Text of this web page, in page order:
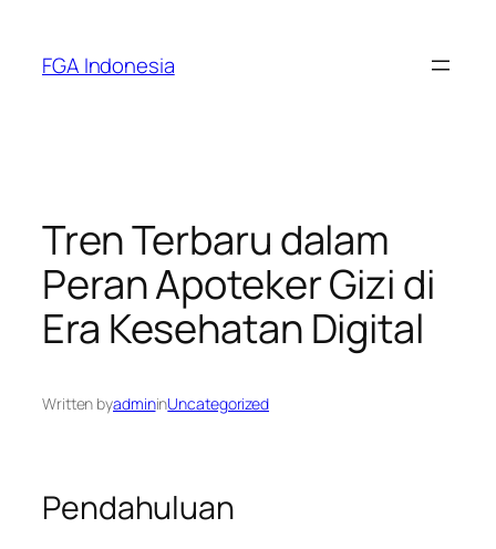
content
FGA Indonesia
Tren Terbaru dalam
Peran Apoteker Gizi di
Era Kesehatan Digital
Written byadmininUncategorized
Pendahuluan